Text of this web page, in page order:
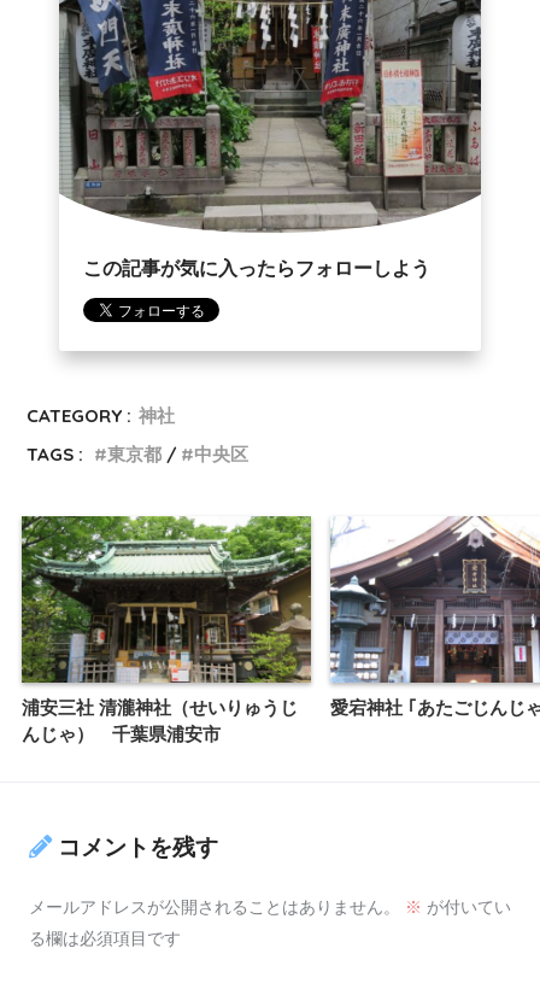
この記事が気に入ったらフォローしよう
CATEGORY : 神社
TAGS :
東京都 中央区
浦安三社 清瀧神社（せいりゅうじ
んじゃ） 千葉県浦安市
愛宕神社 ｢あたごじんじ
コメントを残す
メールアドレスが公開されることはありません。 ※ が付いてい
る欄は必須項目です